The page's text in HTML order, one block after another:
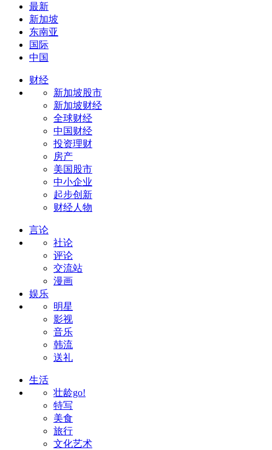
最新
新加坡
东南亚
国际
中国
财经
新加坡股市
新加坡财经
全球财经
中国财经
投资理财
房产
美国股市
中小企业
起步创新
财经人物
言论
社论
评论
交流站
漫画
娱乐
明星
影视
音乐
韩流
送礼
生活
壮龄go!
特写
美食
旅行
文化艺术